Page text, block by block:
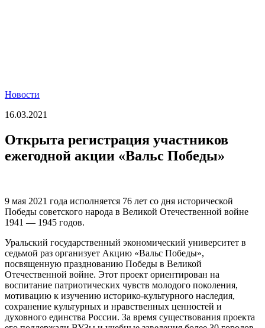
Новости
16.03.2021
Открыта регистрация участников
ежегодной акции «Вальс Победы»
9 мая 2021 года исполняется 76 лет со дня исторической
Победы советского народа в Великой Отечественной войне
1941 — 1945 годов.
Уральский государственный экономический университет в
седьмой раз организует Акцию «Вальс Победы»,
посвященную празднованию Победы в Великой
Отечественной войне. Этот проект ориентирован на
воспитание патриотических чувств молодого поколения,
мотивацию к изучению историко-культурного наследия,
сохранение культурных и нравственных ценностей и
духовного единства России. За время существования проекта